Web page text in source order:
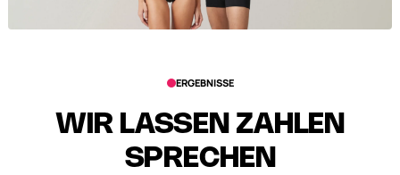
ERGEBNISSE
WIR LASSEN ZAHLEN
SPRECHEN